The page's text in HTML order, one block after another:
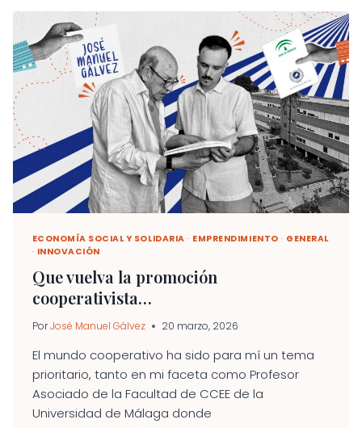
ES
INVERTIR
Y
DEVOLVER
A
LAS
COMUNIDADES
SU
CAPACIDAD
DE
GENERAR
INGRESOS
Y
DIGNIDAD”
ECONOMÍA SOCIAL Y SOLIDARIA · EMPRENDIMIENTO · GENERAL
· INNOVACIÓN
Que vuelva la promoción
cooperativista…
Por José Manuel Gálvez 20 marzo, 2026
El mundo cooperativo ha sido para mí un tema
prioritario, tanto en mi faceta como Profesor
Asociado de la Facultad de CCEE de la
Universidad de Málaga donde